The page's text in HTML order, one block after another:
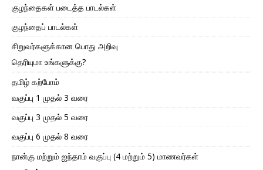
குழந்தைகள் படைத்த பாடல்கள்
குழந்தைப் பாடல்கள்
சிறுவர்களுக்கான பொது அறிவு
தெரியுமா உங்களுக்கு?
தமிழ் கற்போம்
வகுப்பு 1 முதல் 3 வரை
வகுப்பு 3 முதல் 5 வரை
வகுப்பு 6 முதல் 8 வரை
நான்கு மற்றும் ஐந்தாம் வகுப்பு (4 மற்றும் 5) மாணவர்கள்